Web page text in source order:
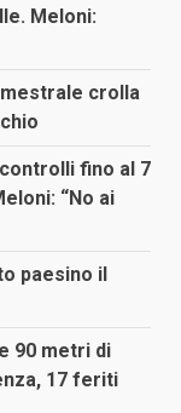
Meloni:
crolla
fino al 7
“No ai
paesino il
90 metri di
17 feriti